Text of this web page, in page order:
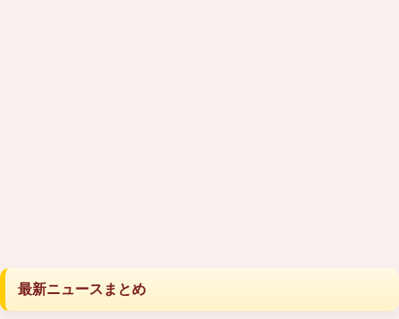
最新ニュースまとめ